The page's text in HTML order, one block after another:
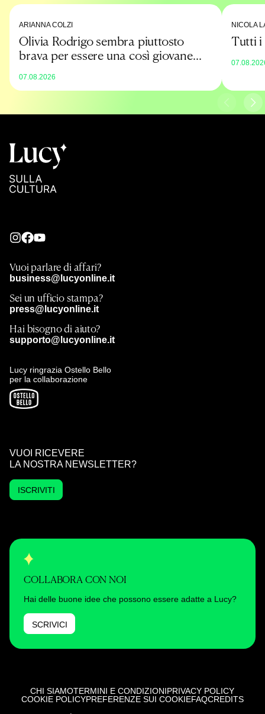
ARIANNA COLZI
Olivia Rodrigo sembra piuttosto
brava per essere una così giovane
07.08.2026
NICOLA
Tutti i
Vuoi parlare di affari?
business@lucyonline.it
Sei un ufficio stampa?
press@lucyonline.it
Hai bisogno di aiuto?
supporto@lucyonline.it
Lucy ringrazia Ostello Bello
per la collaborazione
VUOI RICEVERE
LA NOSTRA NEWSLETTER?
ISCRIVITI
COLLABORA CON NOI
Hai delle buone idee che possono essere adatte a Lucy?
SCRIVICI
CHI SIAMOTERMINI E CONDIZIONIPRIVACY POLICY
COOKIE POLICYPREFERENZE SUI COOKIEFAQCREDITS